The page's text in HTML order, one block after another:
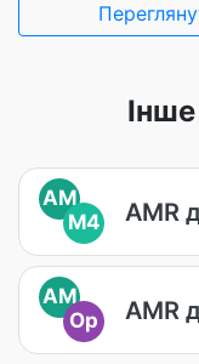
AM
M4
AMR
AM
Op
AMR